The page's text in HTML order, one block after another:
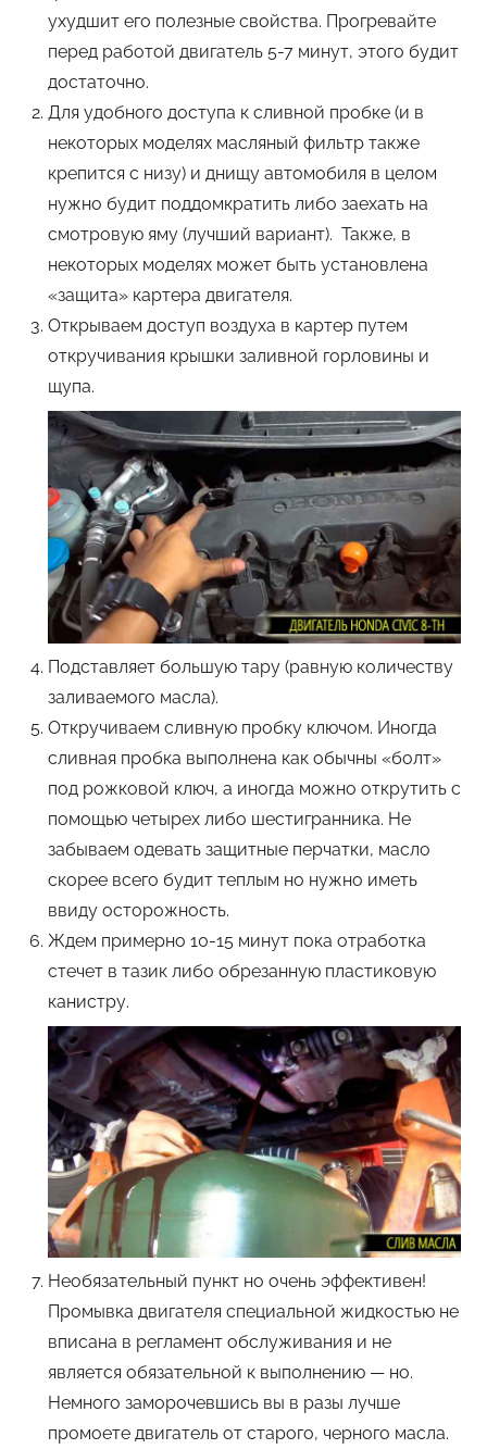
ухудшит его полезные свойства. Прогревайте
перед работой двигатель 5-7 минут, этого будит
достаточно.
Для удобного доступа к сливной пробке (и в
некоторых моделях масляный фильтр также
крепится с низу) и днищу автомобиля в целом
нужно будит поддомкратить либо заехать на
смотровую яму (лучший вариант). Также, в
некоторых моделях может быть установлена
«защита» картера двигателя.
Открываем доступ воздуха в картер путем
откручивания крышки заливной горловины и
щупа.
Подставляет большую тару (равную количеству
заливаемого масла).
Откручиваем сливную пробку ключом. Иногда
сливная пробка выполнена как обычны «болт»
под рожковой ключ, а иногда можно открутить с
помощью четырех либо шестигранника. Не
забываем одевать защитные перчатки, масло
скорее всего будит теплым но нужно иметь
ввиду осторожность.
Ждем примерно 10-15 минут пока отработка
стечет в тазик либо обрезанную пластиковую
канистру.
Необязательный пункт но очень эффективен!
Промывка двигателя специальной жидкостью не
вписана в регламент обслуживания и не
является обязательной к выполнению — но.
Немного заморочевшись вы в разы лучше
промоете двигатель от старого, черного масла.